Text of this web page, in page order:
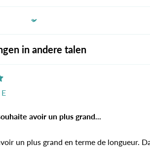
in andere talen
avoir un plus grand...
un plus grand en terme de longueur.